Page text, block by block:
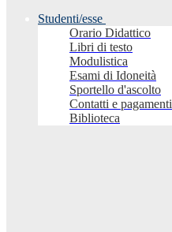
Studenti/esse
Orario Didattico
Libri di testo
Modulistica
Esami di Idoneità
Sportello d'ascolto
Contatti e pagamenti
Biblioteca